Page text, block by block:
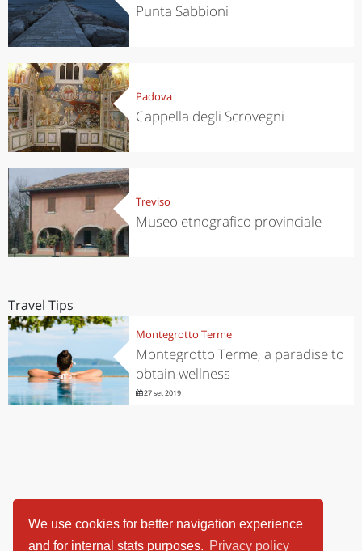
We use cookies for better navigation experience
and for internal stats purposes. Privacy policy
Punta Sabbioni
Padova
Cappella degli Scrovegni
Treviso
Museo etnografico provinciale
Travel Tips
Montegrotto Terme
Montegrotto Terme, a paradise to
obtain wellness
27 set 2019